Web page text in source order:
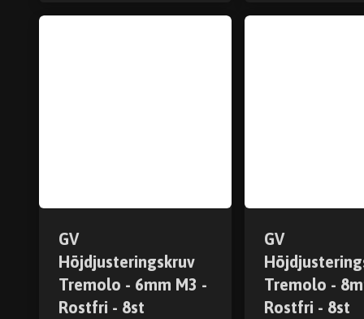
GV
Höjdjusteringskruv
Tremolo - 6mm M3 -
Rostfri - 8st
GV
Tremolo -
Rostfri - 8st